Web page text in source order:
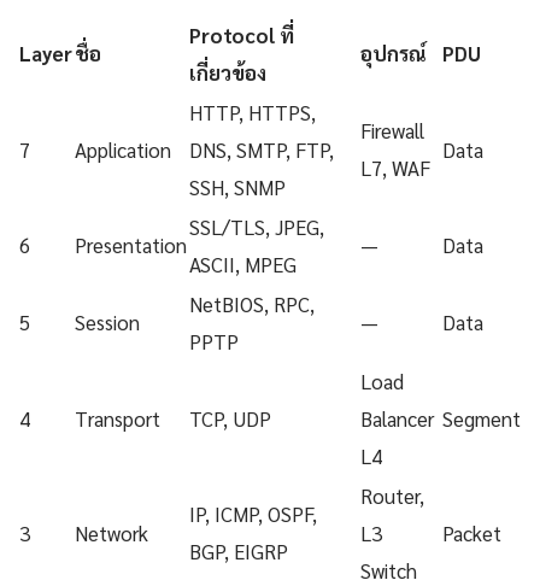
Layerชื่อ
Protocol ที่
เกี่ยวข้อง
อุปกรณ์ PDU
7 Application
HTTP, HTTPS,
DNS, SMTP, FTP,
SSH, SNMP
Firewall
L7, WAF
Data
6 Presentation
SSL/TLS, JPEG,
ASCII, MPEG
— Data
5 Session
NetBIOS, RPC,
PPTP
— Data
4 Transport TCP, UDP
Load
Balancer
L4
Segment
3 Network
IP, ICMP, OSPF,
BGP, EIGRP
Router,
L3
Switch
Packet